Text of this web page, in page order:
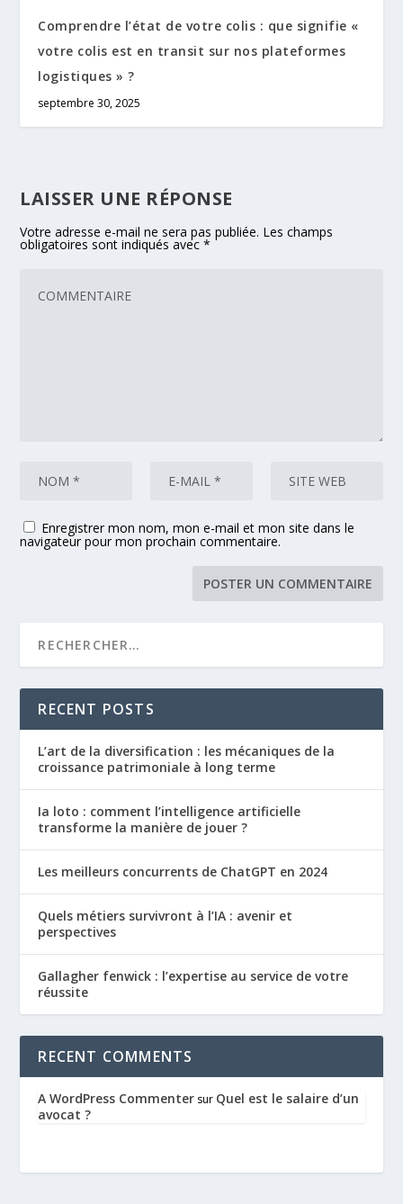
Comprendre l’état de votre colis : que signifie «
votre colis est en transit sur nos plateformes
logistiques » ?
septembre 30, 2025
LAISSER UNE RÉPONSE
Votre adresse e-mail ne sera pas publiée. Les champs
obligatoires sont indiqués avec*
Enregistrer mon nom, mon e-mail et mon site dans le
navigateur pour mon prochain commentaire.
RECENT POSTS
L’art de la diversification : les mécaniques de la
croissance patrimoniale à long terme
Ia loto : comment l’intelligence artificielle
transforme la manière de jouer ?
Les meilleurs concurrents de ChatGPT en 2024
Quels métiers survivront à l’IA : avenir et
perspectives
Gallagher fenwick : l’expertise au service de votre
réussite
RECENT COMMENTS
A WordPress Commenter sur Quel est le salaire d’un
avocat ?